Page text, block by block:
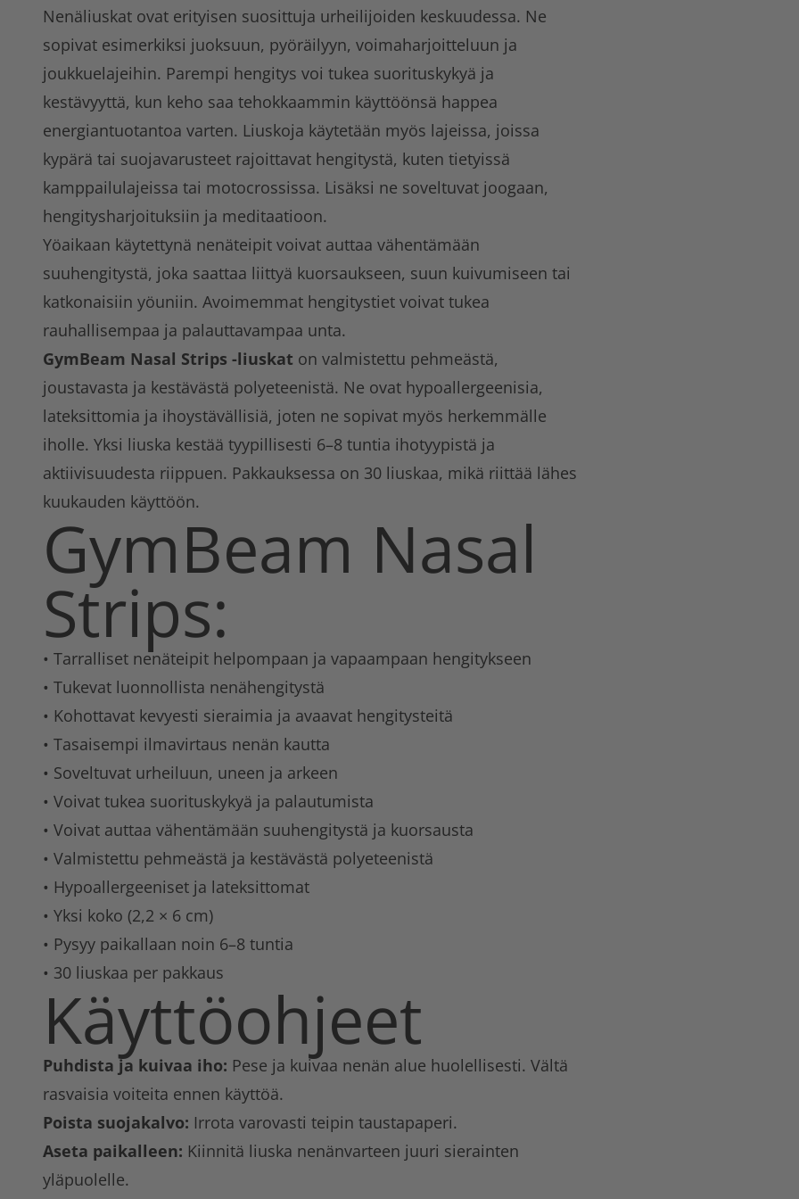
Nenäliuskat ovat erityisen suosittuja urheilijoiden keskuudessa. Ne
sopivat esimerkiksi juoksuun, pyöräilyyn, voimaharjoitteluun ja
joukkuelajeihin. Parempi hengitys voi tukea suorituskykyä ja
kestävyyttä, kun keho saa tehokkaammin käyttöönsä happea
energiantuotantoa varten. Liuskoja käytetään myös lajeissa, joissa
kypärä tai suojavarusteet rajoittavat hengitystä, kuten tietyissä
kamppailulajeissa tai motocrossissa. Lisäksi ne soveltuvat joogaan,
hengitysharjoituksiin ja meditaatioon.
Yöaikaan käytettynä nenäteipit voivat auttaa vähentämään
suuhengitystä, joka saattaa liittyä kuorsaukseen, suun kuivumiseen tai
katkonaisiin yöuniin. Avoimemmat hengitystiet voivat tukea
rauhallisempaa ja palauttavampaa unta.
GymBeam Nasal Strips -liuskat on valmistettu pehmeästä,
joustavasta ja kestävästä polyeteenistä. Ne ovat hypoallergeenisia,
lateksittomia ja ihoystävällisiä, joten ne sopivat myös herkemmälle
iholle. Yksi liuska kestää tyypillisesti 6–8 tuntia ihotyypistä ja
aktiivisuudesta riippuen. Pakkauksessa on 30 liuskaa, mikä riittää lähes
kuukauden käyttöön.
GymBeam Nasal
Strips:
• Tarralliset nenäteipit helpompaan ja vapaampaan hengitykseen
• Tukevat luonnollista nenähengitystä
• Kohottavat kevyesti sieraimia ja avaavat hengitysteitä
• Tasaisempi ilmavirtaus nenän kautta
• Soveltuvat urheiluun, uneen ja arkeen
• Voivat tukea suorituskykyä ja palautumista
• Voivat auttaa vähentämään suuhengitystä ja kuorsausta
• Valmistettu pehmeästä ja kestävästä polyeteenistä
• Hypoallergeeniset ja lateksittomat
• Yksi koko (2,2 × 6 cm)
• Pysyy paikallaan noin 6–8 tuntia
• 30 liuskaa per pakkaus
Käyttöohjeet
Puhdista ja kuivaa iho: Pese ja kuivaa nenän alue huolellisesti. Vältä
rasvaisia voiteita ennen käyttöä.
Poista suojakalvo: Irrota varovasti teipin taustapaperi.
Aseta paikalleen: Kiinnitä liuska nenänvarteen juuri sierainten
yläpuolelle.